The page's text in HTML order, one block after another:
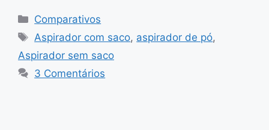
Categorias
Comparativos
Tags
Aspirador com saco, aspirador de pó,
Aspirador sem saco
3 Comentários